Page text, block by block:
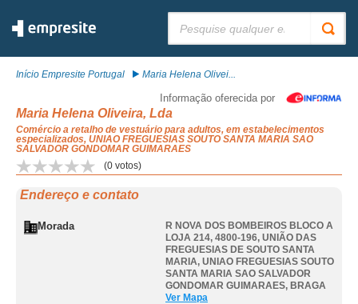
Início Empresite Portugal Maria Helena Olivei...
Informação oferecida por
Maria Helena Oliveira, Lda
Comércio a retalho de vestuário para adultos, em estabelecimentos
especializados, UNIAO FREGUESIAS SOUTO SANTA MARIA SAO
SALVADOR GONDOMAR GUIMARAES
(0 votos)
Endereço e contato
Morada
R NOVA DOS BOMBEIROS BLOCO A
LOJA 214, 4800-196, UNIÃO DAS
FREGUESIAS DE SOUTO SANTA
MARIA, UNIAO FREGUESIAS SOUTO
SANTA MARIA SAO SALVADOR
GONDOMAR GUIMARAES, BRAGA
Ver Mapa